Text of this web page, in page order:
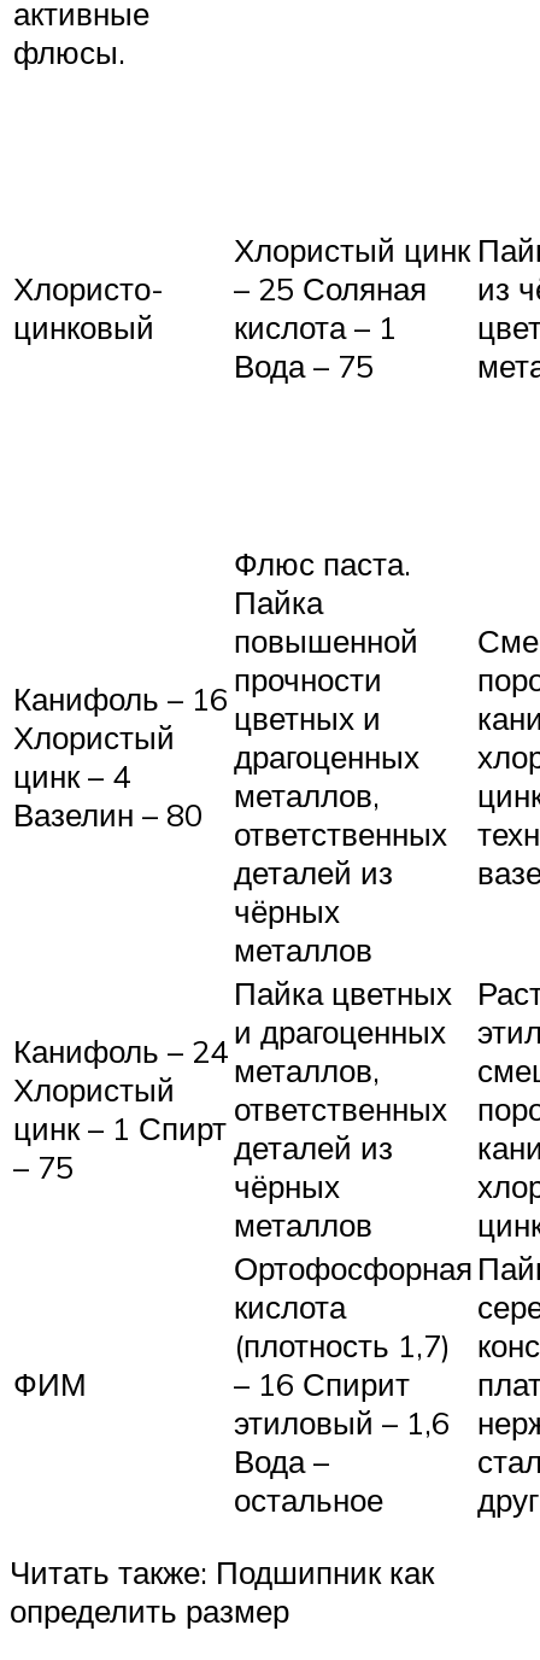
активные
флюсы.
Хлористо-
цинковый
Хлористый цинк
– 25 Соляная
кислота – 1
Вода – 75
из
Канифоль – 16
Хлористый
цинк – 4
Вазелин – 80
Флюс паста.
Пайка
повышенной
прочности
цветных и
драгоценных
металлов,
ответственных
деталей из
чёрных
металлов
Канифоль – 24
Хлористый
цинк – 1 Спирт
– 75
Пайка цветных
и драгоценных
металлов,
ответственных
деталей из
чёрных
металлов
ФИМ
Ортофосфорная
кислота
(плотность 1,7)
– 16 Спирит
этиловый – 1,6
Вода –
остальное
Читать также: Подшипник как
определить размер